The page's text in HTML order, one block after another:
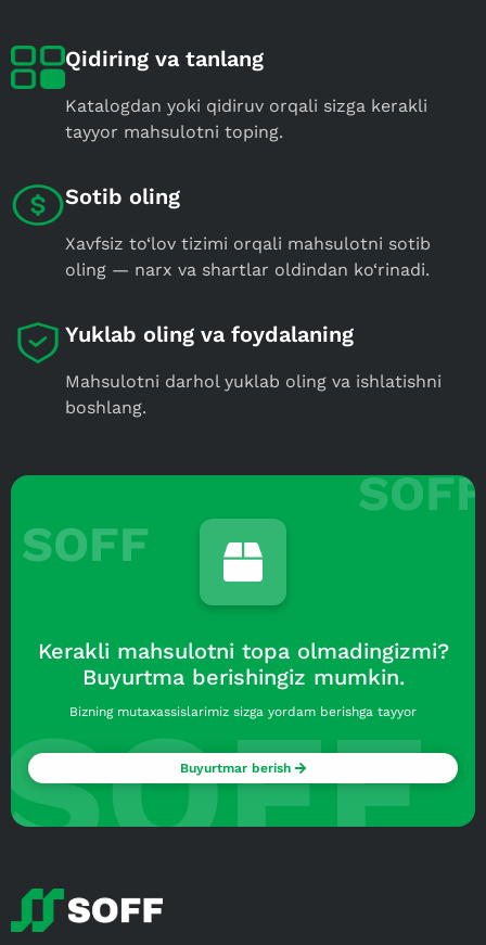
Qidiring va tanlang
Katalogdan yoki qidiruv orqali sizga kerakli
tayyor mahsulotni toping.
Sotib oling
Xavfsiz to‘lov tizimi orqali mahsulotni sotib
oling — narx va shartlar oldindan ko‘rinadi.
Yuklab oling va foydalaning
Mahsulotni darhol yuklab oling va ishlatishni
boshlang.
SOFF
SOFF
Kerakli mahsulotni topa olmadingizmi?
Buyurtma berishingiz mumkin.
Bizning mutaxassislarimiz sizga yordam berishga tayyor
Buyurtmar berish